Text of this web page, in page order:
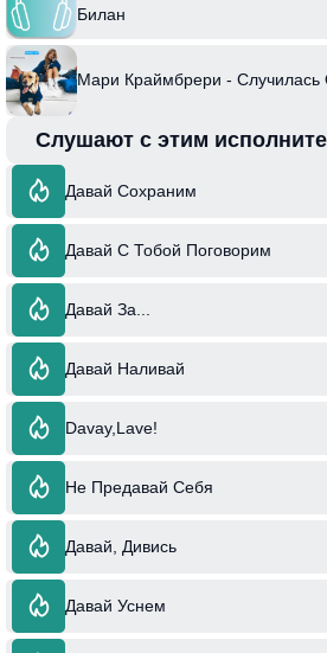
Билан
Мари Краймбрери - Случилась
Слушают с этим
Давай Сохраним
Давай С Тобой Поговорим
Давай За...
Давай Наливай
Davay,Lave!
Не Предавай Себя
Давай, Дивись
Давай Уснем